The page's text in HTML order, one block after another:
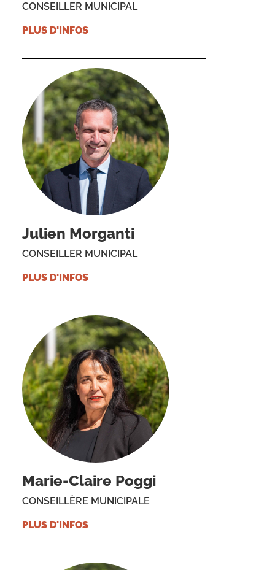
CONSEILLER MUNICIPAL
PLUS D'INFOS
Julien Morganti
CONSEILLER MUNICIPAL
PLUS D'INFOS
Marie-Claire Poggi
CONSEILLÈRE MUNICIPALE
PLUS D'INFOS